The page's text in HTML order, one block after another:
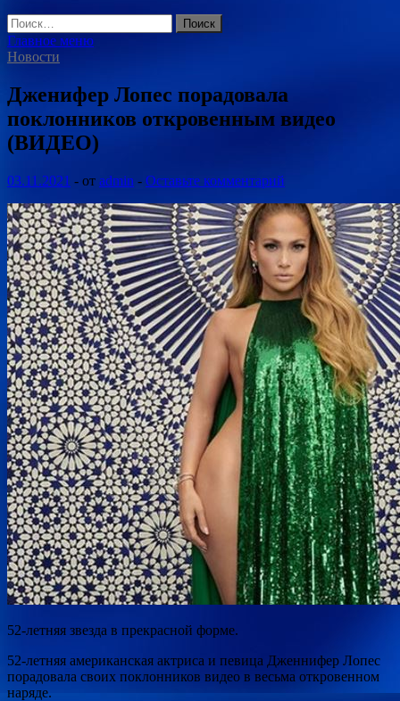
Найти:
Главное меню
Новости
Дженифер Лопес порадовала
поклонников откровенным видео
(ВИДЕО)
03.11.2021 - от admin - Оставьте комментарий
52-летняя звезда в прекрасной форме.
52-летняя американская актриса и певица Дженнифер Лопес
порадовала своих поклонников видео в весьма откровенном
наряде.